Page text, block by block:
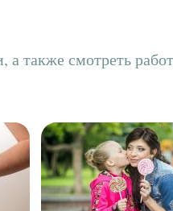
а также смотреть